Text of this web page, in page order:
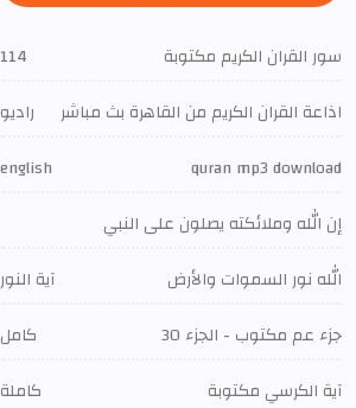
سور القران الكريم مكتوبة
114
اذاعة القران الكريم من القاهرة بث مباشر
راديو
quran mp3 download
english
إن الله وملائكته يصلون على النبي
الله نور السموات والأرض
آية النور
جزء عم مكتوب - الجزء 30
كامل
آية الكرسي مكتوبة
كاملة